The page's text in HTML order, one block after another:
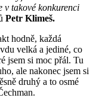
v takové konkurenci
Petr Klimeš.
hodně, každá
velká a jediné, co
jsem si moc přál. Tu
ale nakonec jsem si
druhý a to osmé